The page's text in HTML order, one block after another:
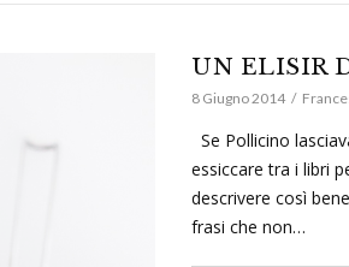
UN ELISIR
8 Giugno 2014
Se Pollicino
essiccare tra i libri
descrivere così
frasi che non…